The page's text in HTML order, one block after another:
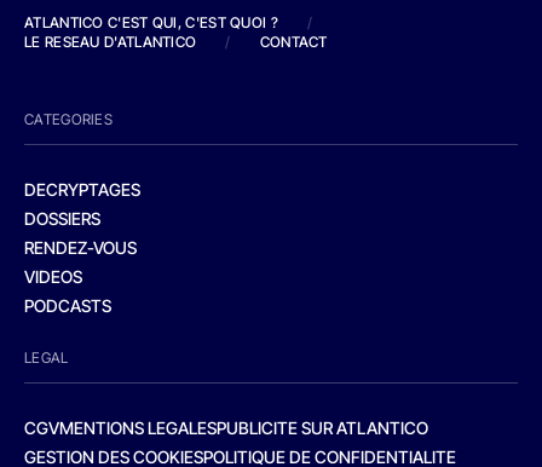
ATLANTICO C'EST QUI, C'EST QUOI ?
/
LE RESEAU D'ATLANTICO
/ CONTACT
CATEGORIES
DECRYPTAGES
DOSSIERS
RENDEZ-VOUS
VIDEOS
PODCASTS
LEGAL
CGVMENTIONS LEGALESPUBLICITE SUR ATLANTICO
GESTION DES COOKIESPOLITIQUE DE CONFIDENTIALITE